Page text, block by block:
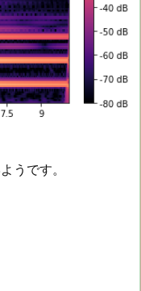
うです。